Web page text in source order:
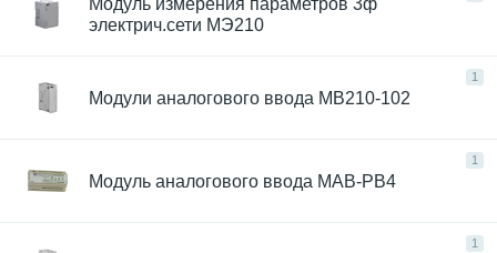
Модуль измерения параметров 3ф
электрич.сети МЭ210
1
Модули аналогового ввода МВ210-102
1
Модуль аналогового ввода МАВ-РВ4
1